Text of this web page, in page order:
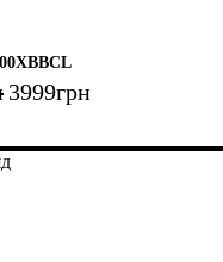
3999грн